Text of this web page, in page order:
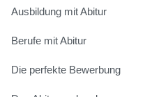
Ausbildung mit Abitur
Berufe mit Abitur
Die perfekte Bewerbung